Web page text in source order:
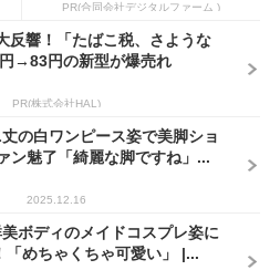
PR(合同会社デジタルファーム )
反響！「たばこ税、さような
→83円の新型が爆売れ
PR(株式会社HAL)
の白ワンピース姿で美脚ショ
ン魅了「綺麗な脚ですね」...
2025.12.16
ボディのメイドコスプレ姿に
「めちゃくちゃ可愛い」 |...